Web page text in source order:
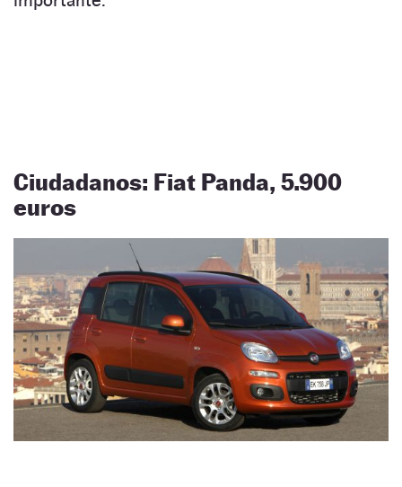
Ciudadanos: Fiat Panda, 5.900
euros